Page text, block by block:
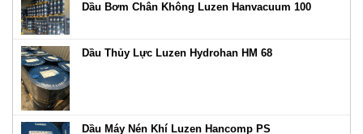
Dầu Bơm Chân Không Luzen Hanvacuum 100
Dầu Thủy Lực Luzen Hydrohan HM 68
Dầu Máy Nén Khí Luzen Hancomp PS